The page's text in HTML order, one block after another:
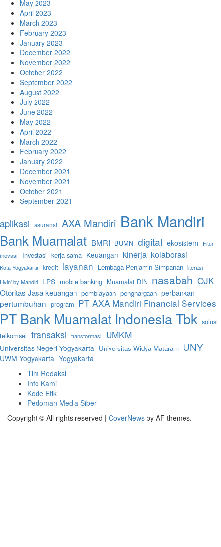
May 2023
April 2023
March 2023
February 2023
January 2023
December 2022
November 2022
October 2022
September 2022
August 2022
July 2022
June 2022
May 2022
April 2022
March 2022
February 2022
January 2022
December 2021
November 2021
October 2021
September 2021
aplikasi asuransi AXA Mandiri Bank Mandiri
Bank Muamalat BMRI BUMN digital ekosistem Fitur
inovasi Investasi kerja sama Keuangan kinerja kolaborasi
Kota Yogyakarta kredit layanan Lembaga Penjamin Simpanan literasi
Livin' by Mandiri
LPS mobile banking Muamalat DIN nasabah OJK
Otoritas Jasa keuangan pembiayaan penghargaan perbankan
pertumbuhan program PT AXA Mandiri Financial Services
PT Bank Muamalat Indonesia Tbk solusi
telkomsel transaksi transformasi UMKM
Universitas Negeri Yogyakarta Universitas Widya Mataram UNY
UWM Yogyakarta Yogyakarta
Tim Redaksi
Info Kami
Kode Etik
Pedoman Media Siber
Copyright © All rights reserved | CoverNews by AF themes.